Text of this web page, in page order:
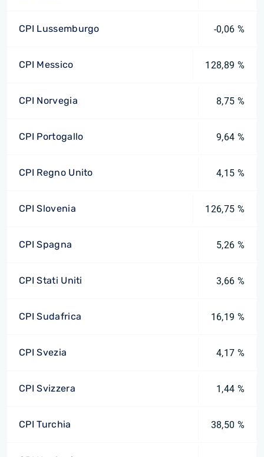
CPI Lussemburgo -0,06 %
CPI Messico 128,89 %
CPI Norvegia 8,75 %
CPI Portogallo 9,64 %
CPI Regno Unito 4,15 %
CPI Slovenia 126,75 %
CPI Spagna 5,26 %
CPI Stati Uniti 3,66 %
CPI Sudafrica 16,19 %
CPI Svezia 4,17 %
CPI Svizzera 1,44 %
CPI Turchia 38,50 %